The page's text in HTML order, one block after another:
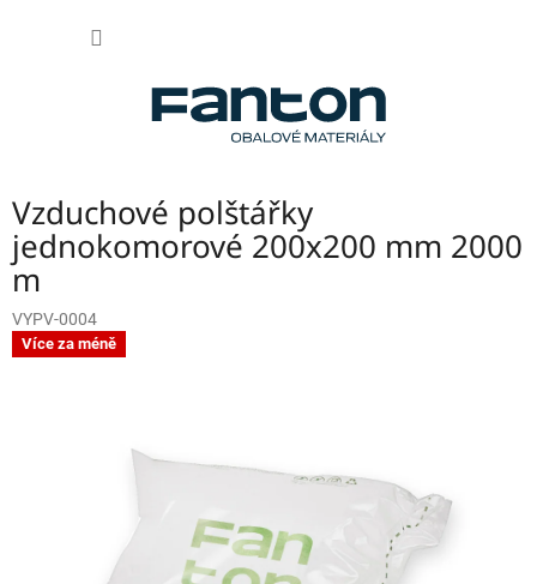
Vzduchové polštářky
jednokomorové 200x200 mm 2000
m
VYPV-0004
Více za méně